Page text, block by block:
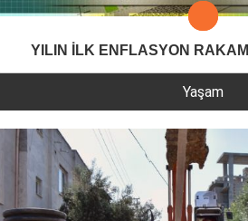
YILIN İLK ENFLASYON
Yaşam